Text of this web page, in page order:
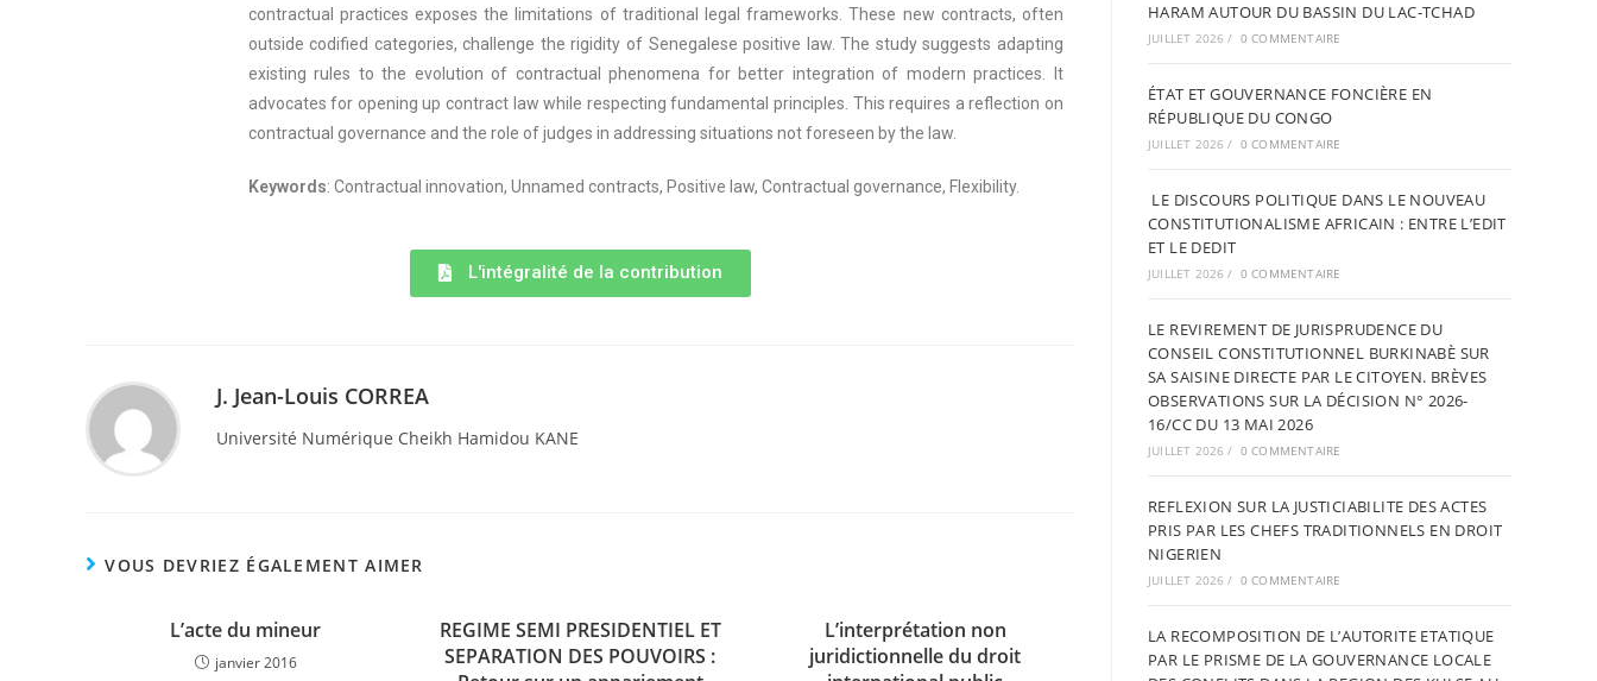
contractual practices exposes the limitations of traditional legal frameworks. These new contracts, often
outside codified categories, challenge the rigidity of Senegalese positive law. The study suggests adapting
existing rules to the evolution of contractual phenomena for better integration of modern practices. It
advocates for opening up contract law while respecting fundamental principles. This requires a reflection on
contractual governance and the role of judges in addressing situations not foreseen by the law.
Keywords: Contractual innovation, Unnamed contracts, Positive law, Contractual governance, Flexibility.
L'intégralité de la contribution
J. Jean-Louis CORREA
Université Numérique Cheikh Hamidou KANE
VOUS DEVRIEZ ÉGALEMENT AIMER
L’acte du mineur
janvier 2016
REGIME SEMI PRESIDENTIEL ET
SEPARATION DES POUVOIRS :
L’interprétation non
juridictionnelle du droit
HARAM AUTOUR DU BASSIN DU LAC-TCHAD
JUILLET 2026 / 0 COMMENTAIRE
ÉTAT ET GOUVERNANCE FONCIÈRE EN
RÉPUBLIQUE DU CONGO
JUILLET 2026 / 0 COMMENTAIRE
LE DISCOURS POLITIQUE DANS LE NOUVEAU
CONSTITUTIONALISME AFRICAIN : ENTRE L’EDIT
ET LE DEDIT
JUILLET 2026 / 0 COMMENTAIRE
LE REVIREMENT DE JURISPRUDENCE DU
CONSEIL CONSTITUTIONNEL BURKINABÈ SUR
SA SAISINE DIRECTE PAR LE CITOYEN. BRÈVES
OBSERVATIONS SUR LA DÉCISION N° 2026-
16/CC DU 13 MAI 2026
JUILLET 2026 / 0 COMMENTAIRE
REFLEXION SUR LA JUSTICIABILITE DES ACTES
PRIS PAR LES CHEFS TRADITIONNELS EN DROIT
NIGERIEN
JUILLET 2026 / 0 COMMENTAIRE
LA RECOMPOSITION DE L’AUTORITE ETATIQUE
PAR LE PRISME DE LA GOUVERNANCE LOCALE